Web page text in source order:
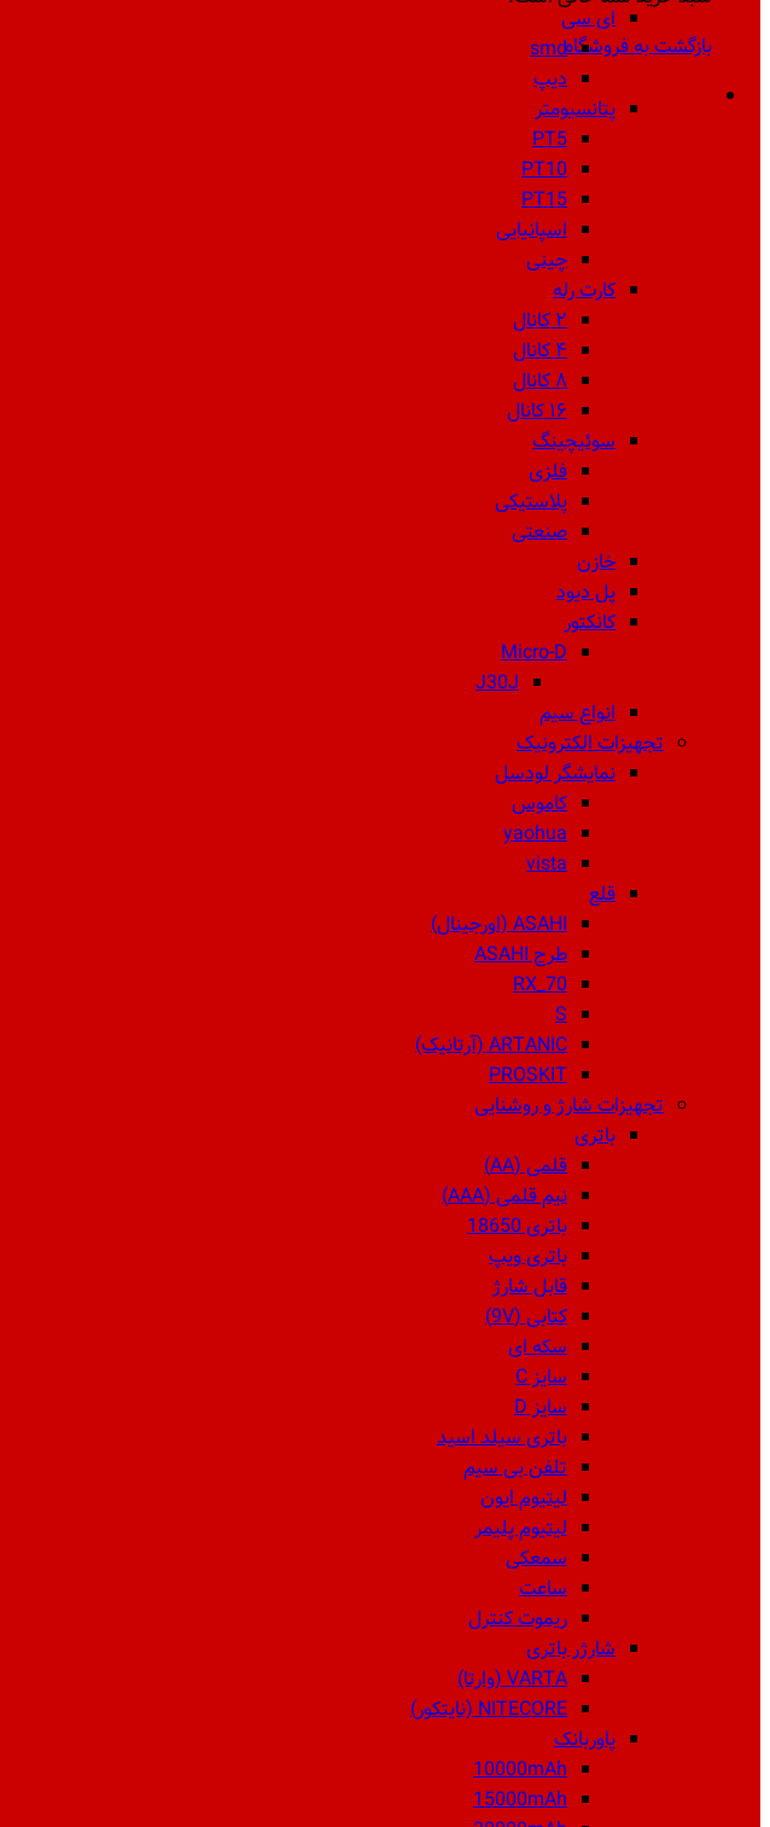
بازگشت به فروشگاه
ای سی
smd
دیپ
پتانسیومتر
PT5
PT10
PT15
اسپانیایی
چینی
کارت رله
۲ کانال
۴ کانال
۸ کانال
۱۶ کانال
سوئیچینگ
فلزی
پلاستیکی
صنعتی
خازن
پل دیود
کانکتور
Micro-D
J30J
انواع سیم
تجهیزات الکترونیک
نمایشگر لودسل
کاموس
yaohua
vista
قلع
ASAHI (اورجینال)
طرح ASAHI
RX_70
S
ARTANIC (آرتانیک)
PROSKIT
تجهیزات شارژ و روشنایی
باتری
قلمی (AA)
نیم قلمی (AAA)
باتری 18650
باتری ویپ
قابل شارژ
کتابی (9V)
سکه ای
سایز C
سایز D
باتری سیلد اسید
تلفن بی سیم
لیتیوم ایون
لیتیوم پلیمر
سمعکی
ساعت
ریموت کنترل
شارژر باتری
VARTA (وارتا)
NITECORE (نایتکور)
پاوربانک
10000mAh
15000mAh